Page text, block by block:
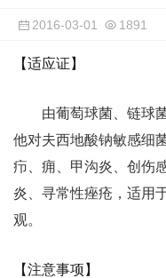
2016-03-01 1891
【适应证】
由葡萄球菌、链球
他对夫西地酸钠敏感细
疖、痈、甲沟炎、创伤
炎、寻常性痤疮，适用
观。
【注意事项】